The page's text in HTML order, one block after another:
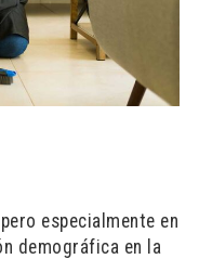
especialmente en
demográfica en la